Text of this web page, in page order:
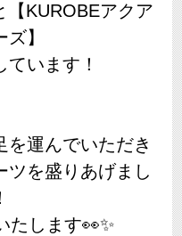
【KUROBEアクア
】
います！
を運んでいただき
ツを盛りあげまし
たします👀✨